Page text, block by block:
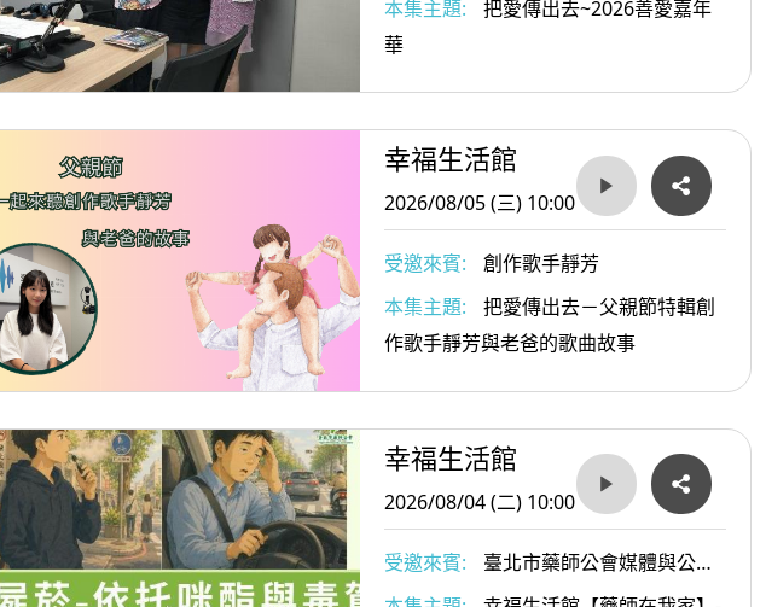
與小樹傳愛協會發起人戴惠貞Dammy老
本集主題:
把愛傳出去~2026善愛嘉年
華
幸福生活館
2026/08/05 (三) 10:00
受邀來賓:
創作歌手靜芳
本集主題:
把愛傳出去－父親節特輯創
作歌手靜芳與老爸的歌曲故事
幸福生活館
2026/08/04 (二) 10:00
受邀來賓:
臺北市藥師公會媒體與公關
委員會委員/美康健保藥局陳奕良藥師